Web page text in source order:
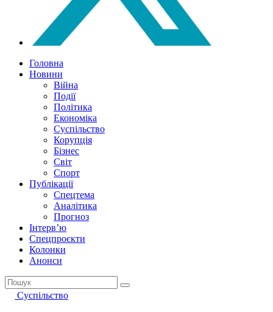
Головна
Новини
Війна
Події
Політика
Економіка
Суспільство
Корупція
Бізнес
Світ
Спорт
Публікації
Спецтема
Аналітика
Прогноз
Інтерв’ю
Спецпроєкти
Колонки
Анонси
Суспільство